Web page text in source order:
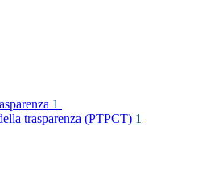
1
trasparenza (PTPCT) 1